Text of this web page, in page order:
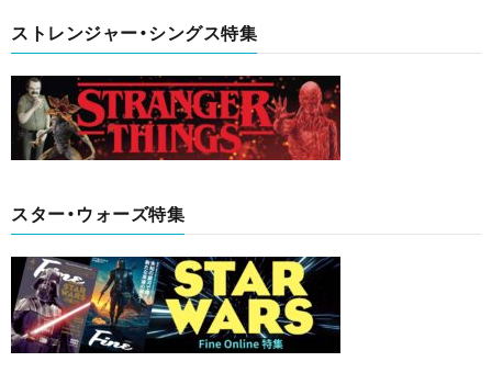
ストレンジャー・シングス特集
スター・ウォーズ特集